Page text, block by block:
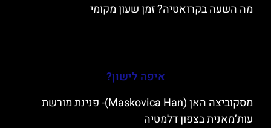
מה השעה בקרואטיה? זמן שעון מקומי
איפה לישון?
מסקוביצה האן (Maskovica Han)- פנינת מורשת
עות’מאנית בצפון דלמטיה